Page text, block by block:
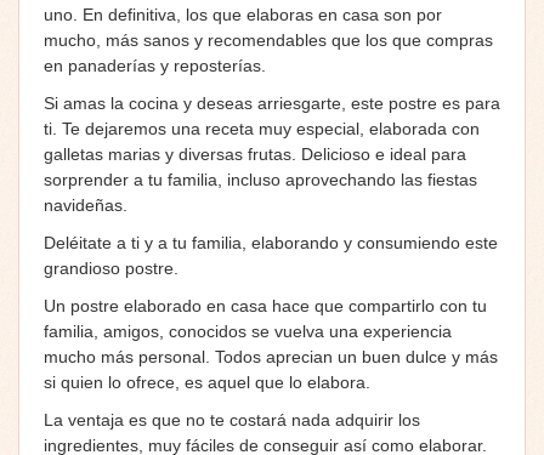
uno. En definitiva, los que elaboras en casa son por
mucho, más sanos y recomendables que los que compras
en panaderías y reposterías.
Si amas la cocina y deseas arriesgarte, este postre es para
ti. Te dejaremos una receta muy especial, elaborada con
galletas marias y diversas frutas. Delicioso e ideal para
sorprender a tu familia, incluso aprovechando las fiestas
navideñas.
Deléitate a ti y a tu familia, elaborando y consumiendo este
grandioso postre.
Un postre elaborado en casa hace que compartirlo con tu
familia, amigos, conocidos se vuelva una experiencia
mucho más personal. Todos aprecian un buen dulce y más
si quien lo ofrece, es aquel que lo elabora.
La ventaja es que no te costará nada adquirir los
ingredientes, muy fáciles de conseguir así como elaborar.